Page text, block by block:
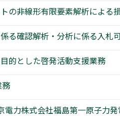
の非線形有限要素解析による
る確認解析・分析に係る入札
的とした啓発活動支援業務
力株式会社福島第一原子力